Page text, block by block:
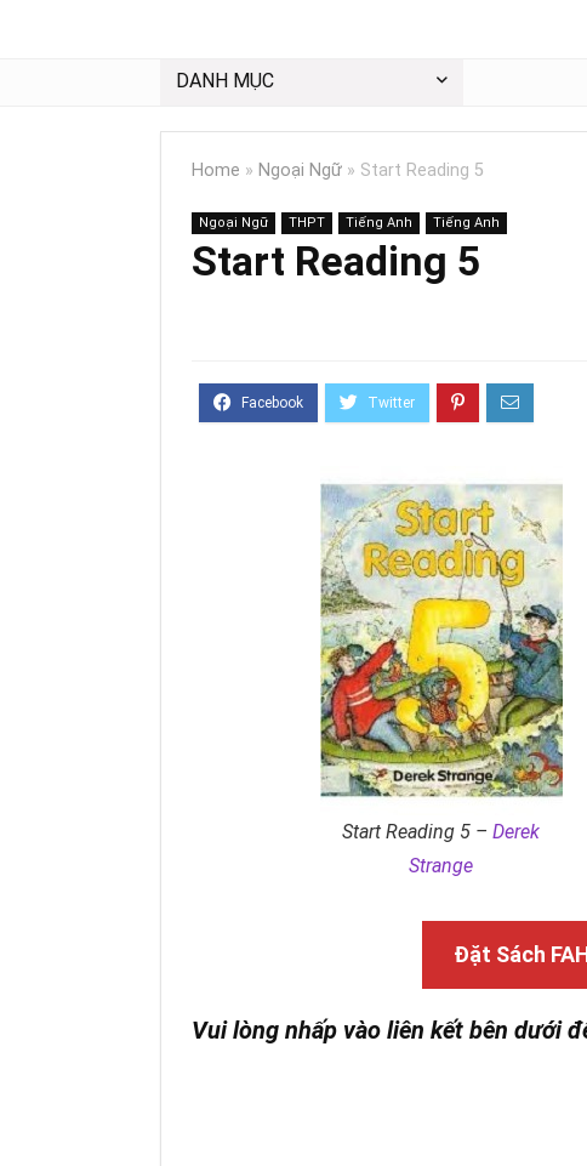
DANH MỤC
Home » Ngoại Ngữ » Start Reading 5
Ngoại Ngữ THPT Tiếng Anh Tiếng Anh
Start Reading 5
Start Reading 5 –Derek
Strange
Đặt Sách
Vui lòng nhấp vào liên kết bên dưới